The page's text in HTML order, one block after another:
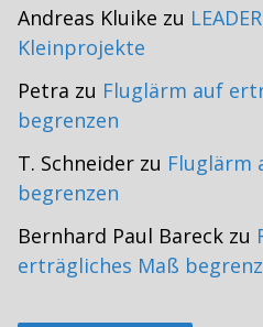
Andreas Kluike zu
Kleinprojekte
Petra zu Fluglärm auf
begrenzen
T. Schneider zu Fluglärm
begrenzen
Bernhard Paul Bareck zu
erträgliches Maß